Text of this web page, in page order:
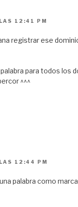
12:41 PM
registrar ese
para todos los
^^^
12:44 PM
palabra como